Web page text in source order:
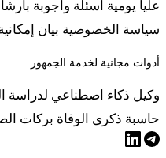
عليا يومية أسئلة وأجوبة
سياسة الخصوصية بيان
أدوات مجانية لخدمة الجمهور
وكيل ذكاء اصطناعي لدراسة
حاسبة ذكرى الوفاة بركات